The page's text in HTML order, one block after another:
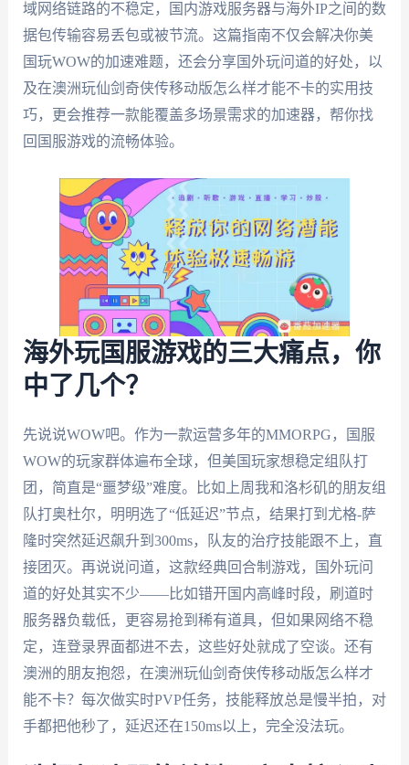
域网络链路的不稳定，国内游戏服务器与海外IP之间的数
据包传输容易丢包或被节流。这篇指南不仅会解决你美
国玩WOW的加速难题，还会分享国外玩问道的好处，以
及在澳洲玩仙剑奇侠传移动版怎么样才能不卡的实用技
巧，更会推荐一款能覆盖多场景需求的加速器，帮你找
回国服游戏的流畅体验。
海外玩国服游戏的三大痛点，你
中了几个？
先说说WOW吧。作为一款运营多年的MMORPG，国服
WOW的玩家群体遍布全球，但美国玩家想稳定组队打
团，简直是“噩梦级”难度。比如上周我和洛杉矶的朋友组
队打奥杜尔，明明选了“低延迟”节点，结果打到尤格-萨
隆时突然延迟飙升到300ms，队友的治疗技能跟不上，直
接团灭。再说说问道，这款经典回合制游戏，国外玩问
道的好处其实不少——比如错开国内高峰时段，刷道时
服务器负载低，更容易抢到稀有道具，但如果网络不稳
定，连登录界面都进不去，这些好处就成了空谈。还有
澳洲的朋友抱怨，在澳洲玩仙剑奇侠传移动版怎么样才
能不卡？每次做实时PVP任务，技能释放总是慢半拍，对
手都把他秒了，延迟还在150ms以上，完全没法玩。